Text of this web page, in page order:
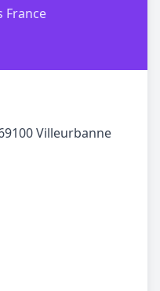
France
Villeurbanne